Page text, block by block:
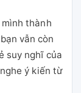
thành
vẫn còn
suy nghĩ của
ý kiến từ